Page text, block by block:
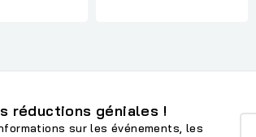
réductions géniales !
sur les événements, les